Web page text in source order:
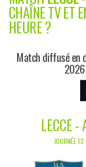
CHAÎNE TV ET
HEURE ?
Match diffusé en
LECCE -
JOURNÉE